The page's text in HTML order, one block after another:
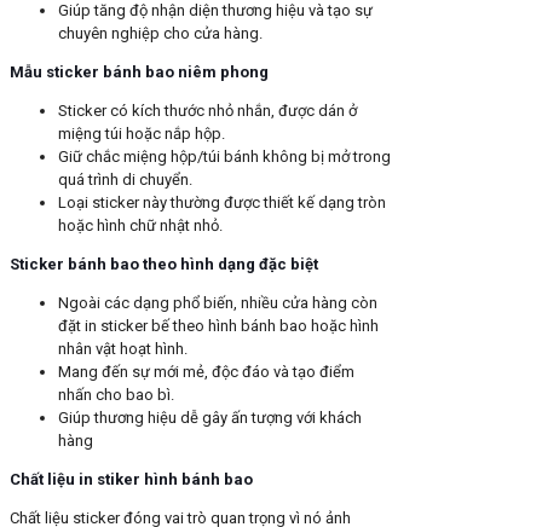
Giúp tăng độ nhận diện thương hiệu và tạo sự
chuyên nghiệp cho cửa hàng.
Mẫu sticker bánh bao niêm phong
Sticker có kích thước nhỏ nhắn, được dán ở
miệng túi hoặc nắp hộp.
Giữ chắc miệng hộp/túi bánh không bị mở trong
quá trình di chuyển.
Loại sticker này thường được thiết kế dạng tròn
hoặc hình chữ nhật nhỏ.
Sticker bánh bao theo hình dạng đặc biệt
Ngoài các dạng phổ biến, nhiều cửa hàng còn
đặt in sticker bế theo hình bánh bao hoặc hình
nhân vật hoạt hình.
Mang đến sự mới mẻ, độc đáo và tạo điểm
nhấn cho bao bì.
Giúp thương hiệu dễ gây ấn tượng với khách
hàng
Chất liệu in stiker hình bánh bao
Chất liệu sticker đóng vai trò quan trọng vì nó ảnh